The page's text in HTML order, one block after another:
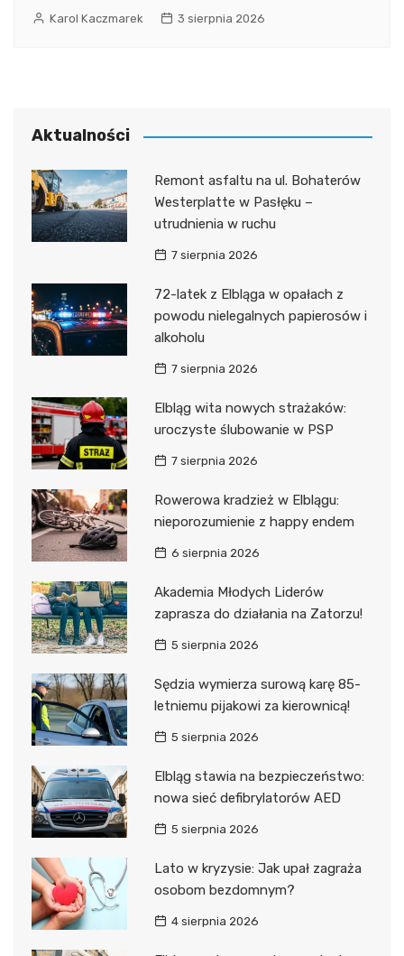
Karol Kaczmarek 3 sierpnia 2026
Aktualności
Remont asfaltu na ul. Bohaterów
Westerplatte w Pasłęku –
utrudnienia w ruchu
7 sierpnia 2026
72-latek z Elbląga w opałach z
powodu nielegalnych papierosów i
alkoholu
7 sierpnia 2026
Elbląg wita nowych strażaków:
uroczyste ślubowanie w PSP
7 sierpnia 2026
Rowerowa kradzież w Elblągu:
nieporozumienie z happy endem
6 sierpnia 2026
Akademia Młodych Liderów
zaprasza do działania na Zatorzu!
5 sierpnia 2026
Sędzia wymierza surową karę 85-
letniemu pijakowi za kierownicą!
5 sierpnia 2026
Elbląg stawia na bezpieczeństwo:
nowa sieć defibrylatorów AED
5 sierpnia 2026
Lato w kryzysie: Jak upał zagraża
osobom bezdomnym?
4 sierpnia 2026